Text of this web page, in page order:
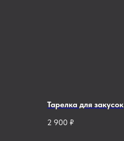
Тарелка для закусок
2 900 ₽